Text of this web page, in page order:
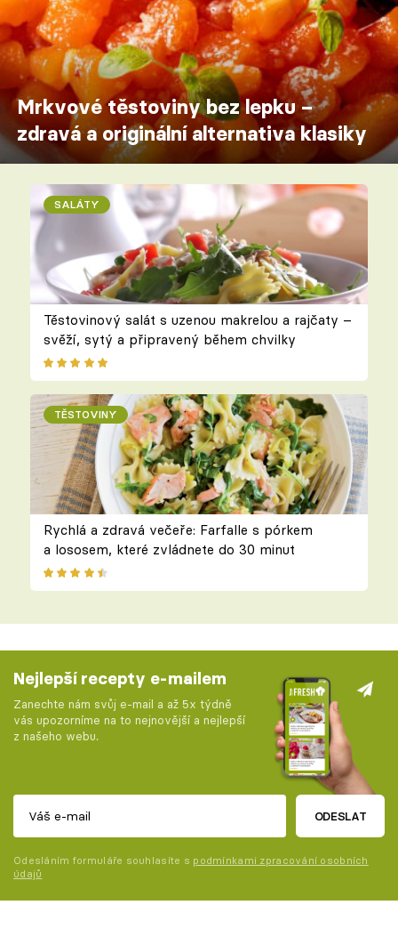
Mrkvové těstoviny bez lepku –
zdravá a originální alternativa klasiky
SALÁTY
Těstovinový salát s uzenou makrelou a rajčaty –
svěží, sytý a připravený během chvilky
TĚSTOVINY
Rychlá a zdravá večeře: Farfalle s pórkem
a lososem, které zvládnete do 30 minut
Nejlepší recepty e-mailem
Zanechte nám svůj e-mail a až 5x týdně
vás upozorníme na to nejnovější a nejlepší
z našeho webu.
ODESLAT
Odesláním formuláře souhlasíte s podmínkami zpracování osobních
údajů